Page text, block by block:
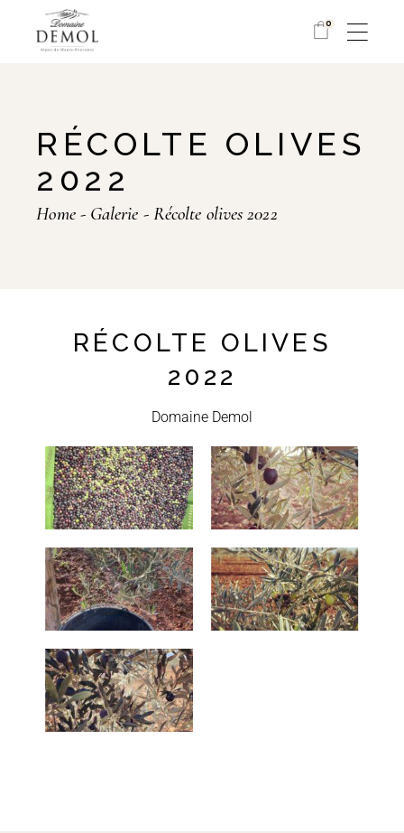
0
RÉCOLTE OLIVES
2022
Home Galerie Récolte olives 2022
RÉCOLTE OLIVES
2022
Domaine Demol